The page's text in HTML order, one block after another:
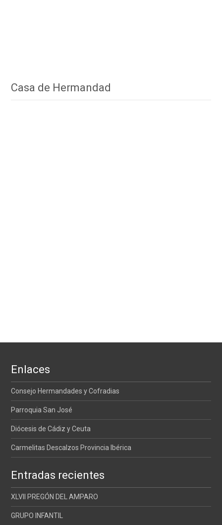
Casa de Hermandad
Enlaces
Consejo Hermandades y Cofradias
Parroquia San José
Diócesis de Cádiz y Ceuta
Carmelitas Descalzos Provincia Ibérica
Entradas recientes
XLVII PREGÓN DEL AMPARO
GRUPO INFANTIL